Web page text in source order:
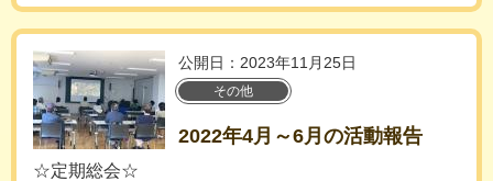
公開日：2023年11月25日
その他
2022年4月～6月の活動報告
☆定期総会☆